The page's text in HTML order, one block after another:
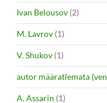
Ivan Belousov (2)
M. Lavrov (1)
V. Shukov (1)
autor määratlemata
A. Assarin (1)